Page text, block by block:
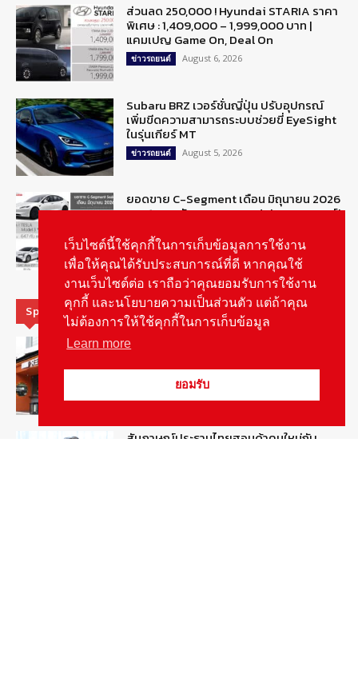
ส่วนลด 250,000 ! Hyundai STARIA ราคา
พิเศษ : 1,409,000 – 1,999,000 บาท |
แคมเปญ Game On, Deal On
ข่าวรถยนต์ August 6, 2026
Subaru BRZ เวอร์ชั่นญี่ปุ่น ปรับอุปกรณ์
เพิ่มขีดความสามารถระบบช่วยขี่ EyeSight
ในรุ่นเกียร์ MT
ข่าวรถยนต์ August 5, 2026
ยอดขาย C-Segment เดือน มิถุนายน 2026
รวม 1,328 คัน : TESLA Model 3 ครองแชมป์
ข่าวรถยนต์ August 5, 2026
Special Picks
รู้จัก “MG IM Privilege” สิทธิพิเศษสำหรับ
August 5, 2026
สัมภาษณ์ประธานไทยฮอนด้าคนใหม่กับ
เว็บไซต์นี้ใช้คุกกี้ในการเก็บข้อมูลการใช้งาน
เพื่อให้คุณได้รับประสบการณ์ที่ดี หากคุณใช้
งานเว็บไซต์ต่อ เราถือว่าคุณยอมรับการใช้งาน
คุกกี้ และนโยบายความเป็นส่วนตัว แต่ถ้าคุณ
ไม่ต้องการให้ใช้คุกกี้ในการเก็บข้อมูล
Learn more
ยอมรับ